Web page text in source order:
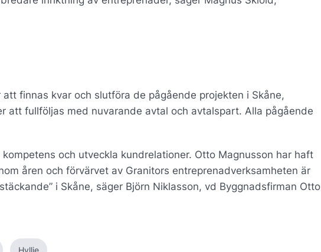
finnas kvar och slutföra de pågående projekten i Skåne,
att fullföljas med nuvarande avtal och avtalspart. Alla pågående
och utveckla kundrelationer. Otto Magnusson har haft
åren och förvärvet av Granitors entreprenadverksamheten är
i Skåne, säger Björn Niklasson, vd Byggnadsfirman Otto